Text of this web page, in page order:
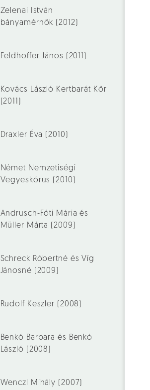
Zelenai István
bányamérnök (2012)
Feldhoffer János (2011)
Kovács László Kertbarát Kör
(2011)
Draxler Éva (2010)
Német Nemzetiségi
Vegyeskórus (2010)
Andrusch-Fóti Mária és
Müller Márta (2009)
Schreck Róbertné és Víg
Jánosné (2009)
Rudolf Keszler (2008)
Benkó Barbara és Benkó
László (2008)
Wenczl Mihály (2007)